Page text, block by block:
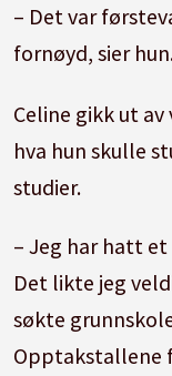
– Det var
fornøyd, sier
Celine gikk ut
hva hun skulle
studier.
– Jeg har hatt
Det likte jeg
søkte
Opptakstallene